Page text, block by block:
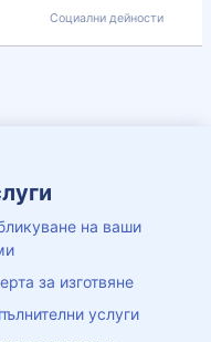
Социални дейности
на ваши
за изготвяне
услуги